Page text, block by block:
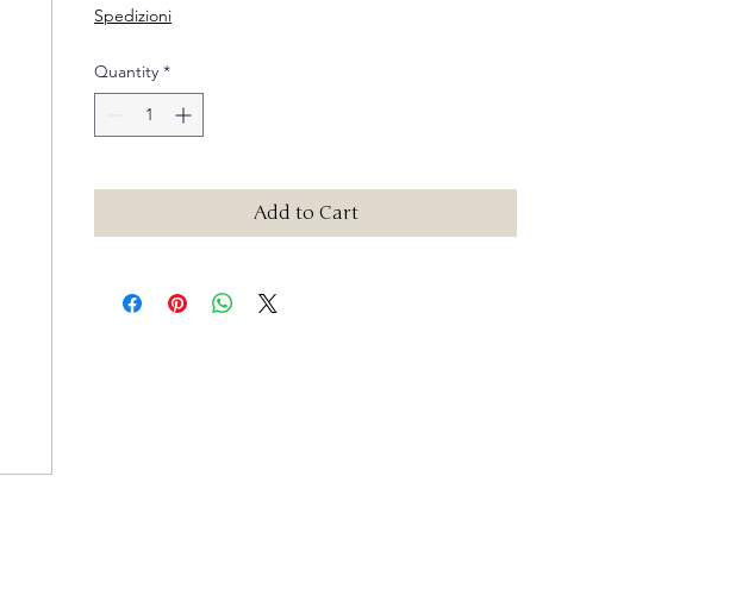
Spedizioni
Quantity *
Add to Cart